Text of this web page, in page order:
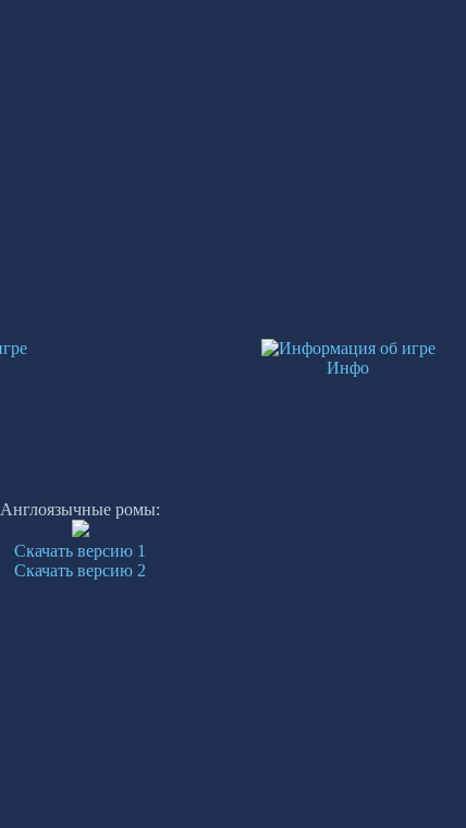
Инфо
Англоязычные ромы:
Скачать версию 1
Скачать версию 2